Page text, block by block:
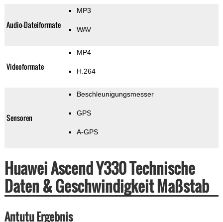
Audio-Dateiformate
MP3
WAV
Videoformate
MP4
H.264
Sensoren
Beschleunigungsmesser
GPS
A-GPS
Huawei Ascend Y330 Technische
Daten & Geschwindigkeit Maßstab
Antutu Ergebnis